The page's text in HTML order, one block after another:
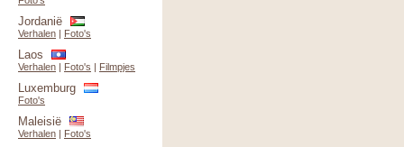
Jordanië
Verhalen | Foto's
Laos
Verhalen | Foto's | Filmpjes
Luxemburg
Foto's
Maleisië
Verhalen | Foto's